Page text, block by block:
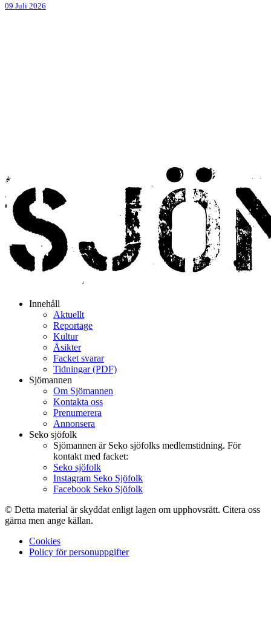
09 Juli 2026
Innehåll
Aktuellt
Reportage
Kultur
Åsikter
Facket svarar
Tidningar (PDF)
Sjömannen
Om Sjömannen
Kontakta oss
Prenumerera
Annonsera
Seko sjöfolk
Sjömannen är Seko sjöfolks medlemstidning. För
kontakt med facket:
Seko sjöfolk
Instagram Seko Sjöfolk
Facebook Seko Sjöfolk
© Detta material är skyddat enligt lagen om upphovsrätt. Citera oss
gärna men ange källan.
Cookies
Policy för personuppgifter